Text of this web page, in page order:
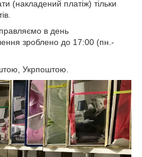
(накладений платіж) тільки
в день
зроблено до 17:00 (пн.-
Укрпоштою.